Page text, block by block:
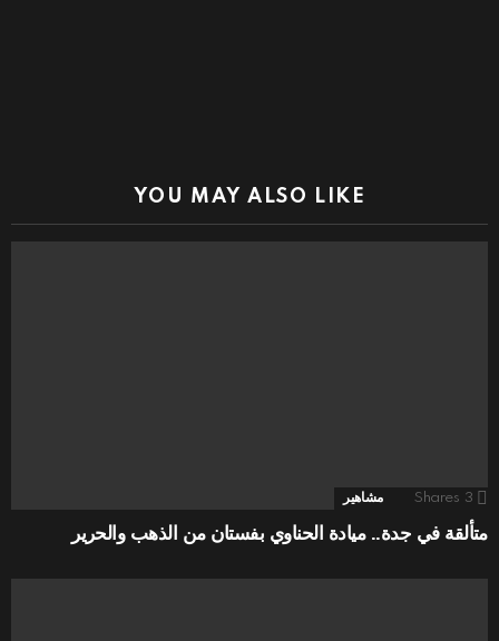
YOU MAY ALSO LIKE
3
Shares مشاهير
متألقة في جدة.. ميادة الحناوي بفستان من الذهب والحرير